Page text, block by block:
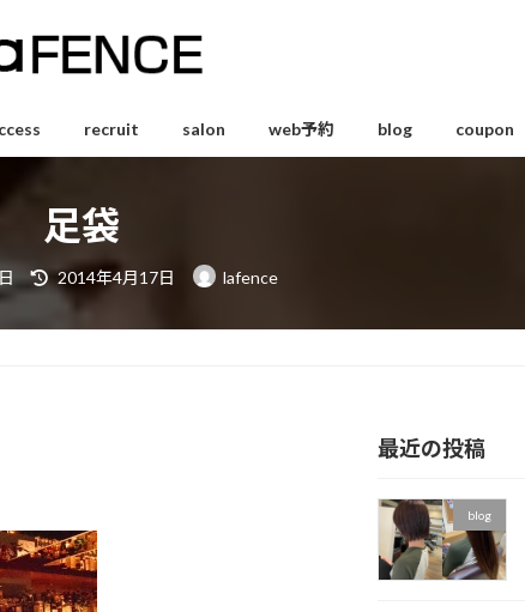
recruit salon web予約 blog coupon
足袋
最
終
更
日
2014年4月17日 lafence
最近の投稿
blog